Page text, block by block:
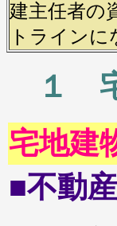
建主任者の
トラインに
１
宅地建
■不動